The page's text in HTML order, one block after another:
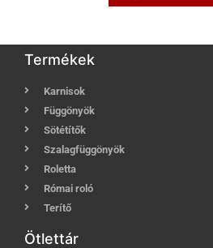
Termékek
Karnisok
Függönyök
Sötétítők
Szalagfüggönyök
Roletta
Római roló
Terítő
Ötlettár